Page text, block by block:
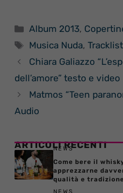
Categorie
Album 2013,
Tag
Musica Nuda,Tracklist
Chiara Galiazzo
dell’amore” testo e video
Matmos “Teen
Audio
ARTICOLI RECENTI
NEWS
Come bere il
apprezzarne
qualità e tradizione